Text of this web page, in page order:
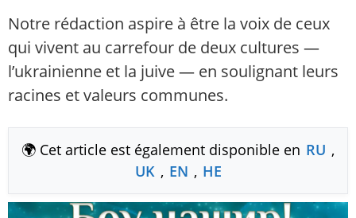
Notre rédaction aspire à être la voix de ceux
qui vivent au carrefour de deux cultures —
l’ukrainienne et la juive — en soulignant leurs
racines et valeurs communes.
🌍 Cet article est également disponible en RU ,
UK , EN , HE